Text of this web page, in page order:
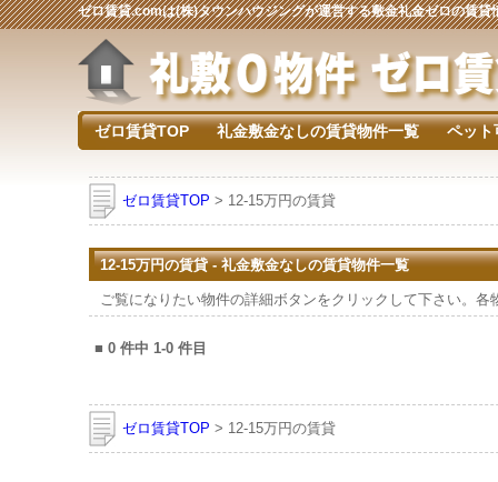
ゼロ賃貸.comは(株)タウンハウジングが運営する敷金礼金ゼロの賃貸
ゼロ賃貸TOP 礼金敷金なしの賃貸物件一覧 ペット
ゼロ賃貸TOP > 12-15万円の賃貸
12-15万円の賃貸 - 礼金敷金なしの賃貸物件一覧
ご覧になりたい物件の詳細ボタンをクリックして下さい。各
■ 0 件中 1-0 件目
ゼロ賃貸TOP > 12-15万円の賃貸